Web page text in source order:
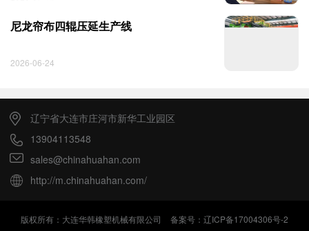
尼龙帘布四辊压延生产线
2026-06-24
辽宁省大连市庄河市新华工业园区
13904113548
sales@chinahuahan.com
http://m.chinahuahan.com/
版权所有：大连华韩橡塑机械有限公司 备案号：辽ICP备17004306号-2